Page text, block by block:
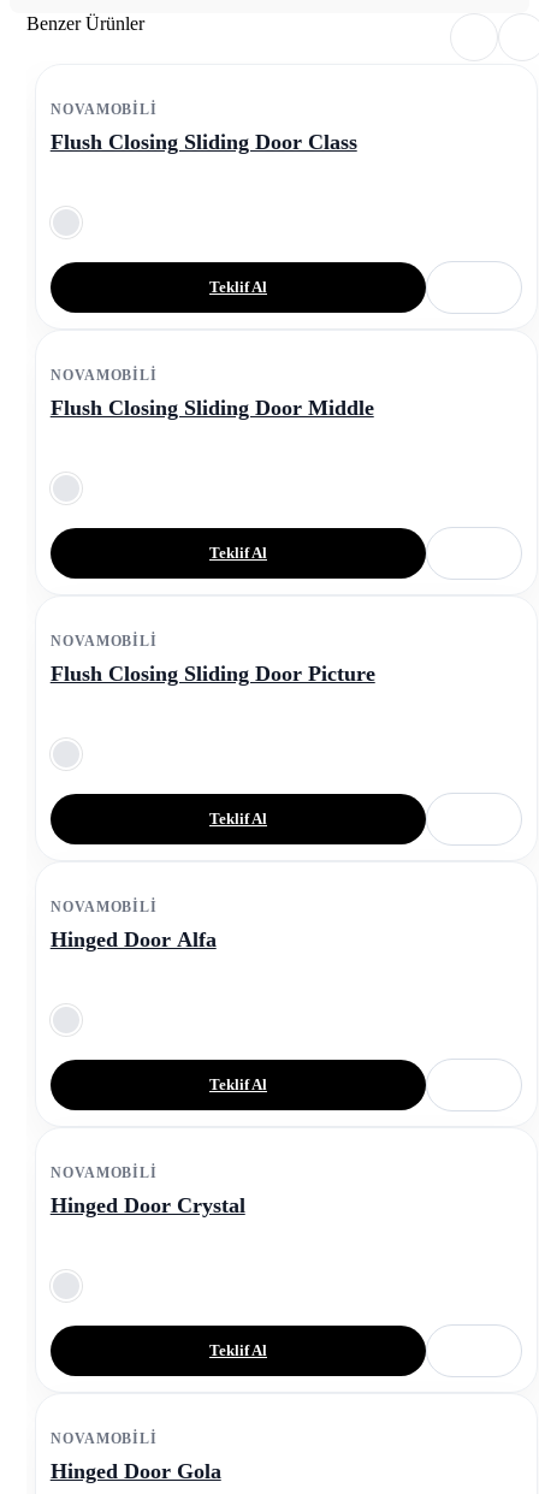
Benzer Ürünler
NOVAMOBILI
Flush Closing Sliding Door Class
Teklif Al
NOVAMOBILI
Flush Closing Sliding Door Middle
Teklif Al
NOVAMOBILI
Flush Closing Sliding Door Picture
Teklif Al
NOVAMOBILI
Hinged Door Alfa
Teklif Al
NOVAMOBILI
Hinged Door Crystal
Teklif Al
NOVAMOBILI
Hinged Door Gola